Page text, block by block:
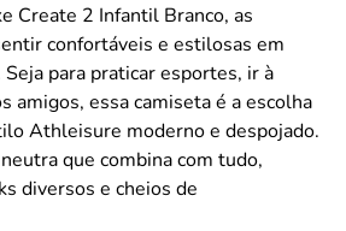
Create 2 Infantil Branco, as
confortáveis e estilosas em
para praticar esportes, ir à
amigos, essa camiseta é a escolha
Athleisure moderno e despojado.
que combina com tudo,
diversos e cheios de